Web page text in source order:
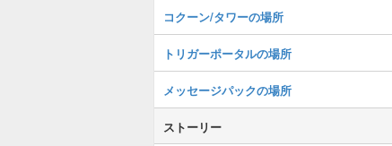
コクーン/タワーの場所
トリガーポータルの場所
メッセージパックの場所
ストーリー